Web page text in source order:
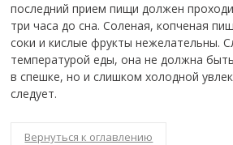
последний прием пищи должен
три часа до сна. Соленая, копченая
соки и кислые фрукты нежелательны.
температурой еды, она не должна
в спешке, но и слишком холодной
следует.
Вернуться к оглавлению